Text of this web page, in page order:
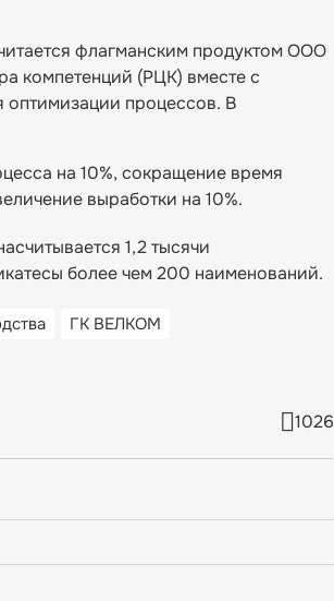
флагманским продуктом ООО
компетенций (РЦК) вместе с
оптимизации процессов. В
на 10%, сокращение время
выработки на 10%.
1,2 тысячи
более чем 200 наименований.
ГК ВЕЛКОМ
1026